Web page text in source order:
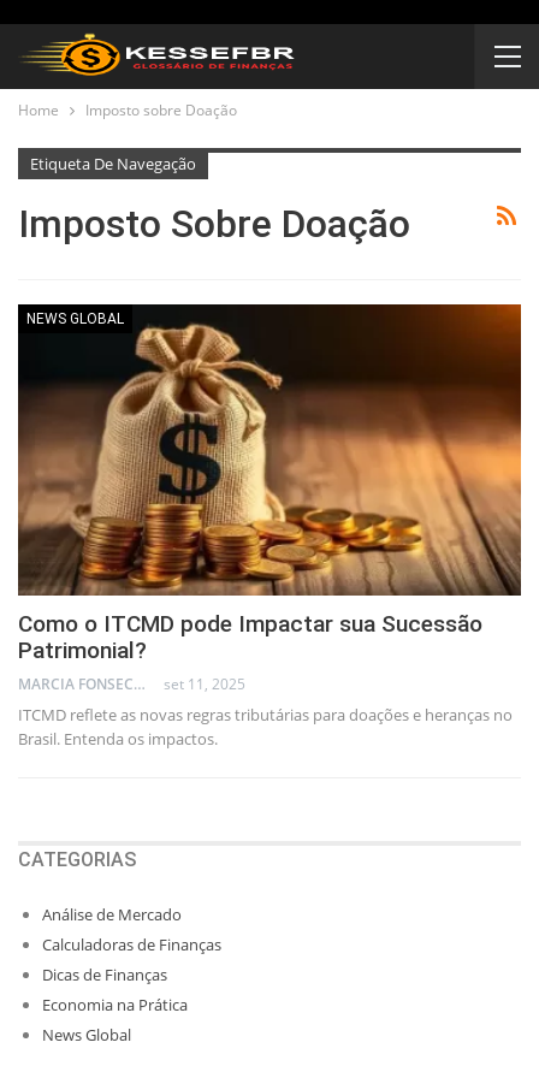
Home Imposto sobre Doação
Etiqueta De Navegação
Imposto Sobre Doação
NEWS GLOBAL
Como o ITCMD pode Impactar sua Sucessão
Patrimonial?
MARCIA FONSECA - FINANCIAL CONSULTANT set 11, 2025
ITCMD reflete as novas regras tributárias para doações e heranças no
Brasil. Entenda os impactos.
CATEGORIAS
Análise de Mercado
Calculadoras de Finanças
Dicas de Finanças
Economia na Prática
News Global